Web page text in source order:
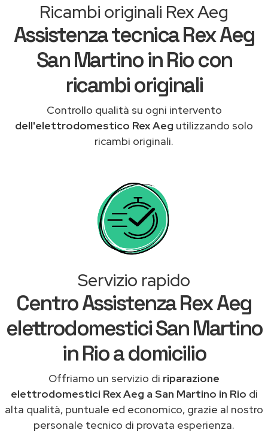
Ricambi originali Rex Aeg
Assistenza tecnica Rex Aeg
San Martino in Rio con
ricambi originali
Controllo qualità su ogni intervento
dell'elettrodomestico Rex Aeg utilizzando solo
ricambi originali.
Servizio rapido
Centro Assistenza Rex Aeg
elettrodomestici San Martino
in Rio a domicilio
Offriamo un servizio di riparazione
elettrodomestici Rex Aeg a San Martino in Rio di
alta qualità, puntuale ed economico, grazie al nostro
personale tecnico di provata esperienza.